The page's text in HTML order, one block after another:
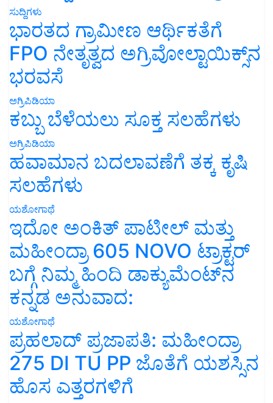
ಸುದ್ದಿಗಳು
ಭಾರತದ ಗ್ರಾಮೀಣ ಆರ್ಥಿಕತೆಗೆ
FPO ನೇತೃತ್ವದ ಅಗ್ರಿವೋಲ್ಟಾಯಿಕ್ಸ್‌ನ
ಭರವಸೆ
ಅಗ್ರಿಪಿಡಿಯಾ
ಕಬ್ಬು ಬೆಳೆಯಲು ಸೂಕ್ತ ಸಲಹೆಗಳು
ಅಗ್ರಿಪಿಡಿಯಾ
ಹವಾಮಾನ ಬದಲಾವಣೆಗೆ ತಕ್ಕ ಕೃಷಿ
ಸಲಹೆಗಳು
ಯಶೋಗಾಥೆ
ಇದೋ ಅಂಕಿತ್ ಪಾಟೀಲ್ ಮತ್ತು
ಮಹೀಂದ್ರಾ 605 NOVO ಟ್ರಾಕ್ಟರ್
ಬಗ್ಗೆ ನಿಮ್ಮ ಹಿಂದಿ ಡಾಕ್ಯುಮೆಂಟ್‌ನ
ಕನ್ನಡ ಅನುವಾದ:
ಯಶೋಗಾಥೆ
ಪ್ರಹಲಾದ್ ಪ್ರಜಾಪತಿ: ಮಹೀಂದ್ರಾ
275 DI TU PP ಜೊತೆಗೆ ಯಶಸ್ಸಿನ
ಹೊಸ ಎತ್ತರಗಳಿಗೆ